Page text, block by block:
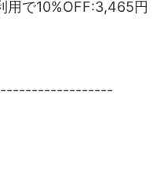
用で10%OFF:3,465円